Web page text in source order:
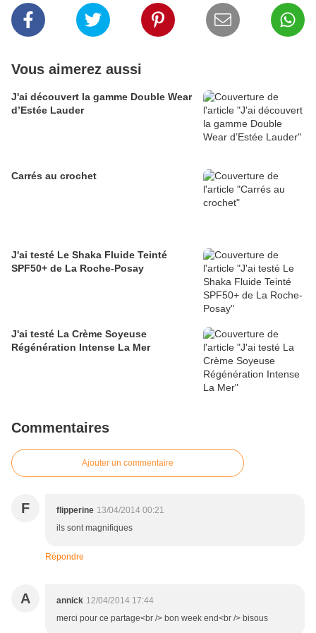
Vous aimerez aussi
J'ai découvert la gamme Double Wear
d’Estée Lauder
Carrés au crochet
J'ai testé Le Shaka Fluide Teinté
SPF50+ de La Roche-Posay
J'ai testé La Crème Soyeuse
Régénération Intense La Mer
Commentaires
Ajouter un commentaire
F flipperine 13/04/2014 00:21
ils sont magnifiques
Répondre
A annick 12/04/2014 17:44
merci pour ce partage<br /> bon week end<br /> bisous